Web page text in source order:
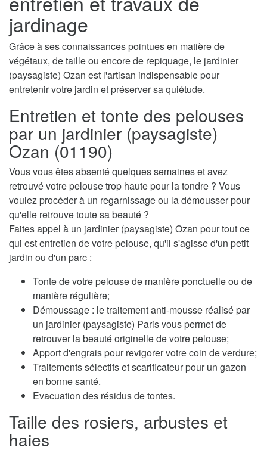
jardinage
Grâce à ses connaissances pointues en matière de
végétaux, de taille ou encore de repiquage, le jardinier
(paysagiste) Ozan est l'artisan indispensable pour
entretenir votre jardin et préserver sa quiétude.
Entretien et tonte des pelouses
par un jardinier (paysagiste)
Ozan (01190)
Vous vous êtes absenté quelques semaines et avez
retrouvé votre pelouse trop haute pour la tondre ? Vous
voulez procéder à un regarnissage ou la démousser pour
qu'elle retrouve toute sa beauté ?
Faites appel à un jardinier (paysagiste) Ozan pour tout ce
qui est entretien de votre pelouse, qu'il s'agisse d'un petit
jardin ou d'un parc :
Tonte de votre pelouse de manière ponctuelle ou de
manière régulière;
Démoussage : le traitement anti-mousse réalisé par
un jardinier (paysagiste) Paris vous permet de
retrouver la beauté originelle de votre pelouse;
Apport d'engrais pour revigorer votre coin de verdure;
Traitements sélectifs et scarificateur pour un gazon
en bonne santé.
Evacuation des résidus de tontes.
Taille des rosiers, arbustes et
haies